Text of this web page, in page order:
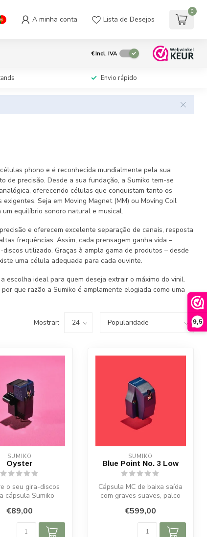
9,5
A minha conta Lista de Desejos
0
€Incl. IVA
Envio rápido
phono e é reconhecida mundialmente pela sua
de precisão. Desde a sua fundação, a Sumiko tem-se
oferecendo células que conquistam tanto os
Seja em Moving Magnet (MM) ou Moving Coil
um equilíbrio sonoro natural e musical.
e oferecem excelente separação de canais, resposta
frequências. Assim, cada prensagem ganha vida –
utilizado. Graças à ampla gama de produtos – desde
uma célula adequada para cada ouvinte.
escolha ideal para quem deseja extrair o máximo do vinil.
que razão a Sumiko é amplamente elogiada como uma
Mostrar:
SUMIKO
Oyster
o seu gira-discos
cápsula Sumiko
e fab...
€89,00
SUMIKO
Blue Point No. 3 Low
Cápsula MC de baixa saída
com graves suaves, palco
...
€599,00